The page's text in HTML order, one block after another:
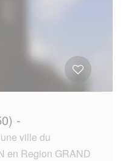
-
ville du
en Region GRAND